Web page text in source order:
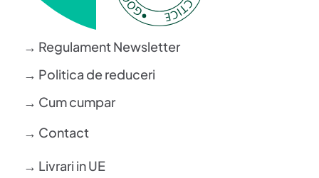
→ Regulament Newsletter
→ Politica de reduceri
→ Cum cumpar
→ Contact
→ Livrari in UE